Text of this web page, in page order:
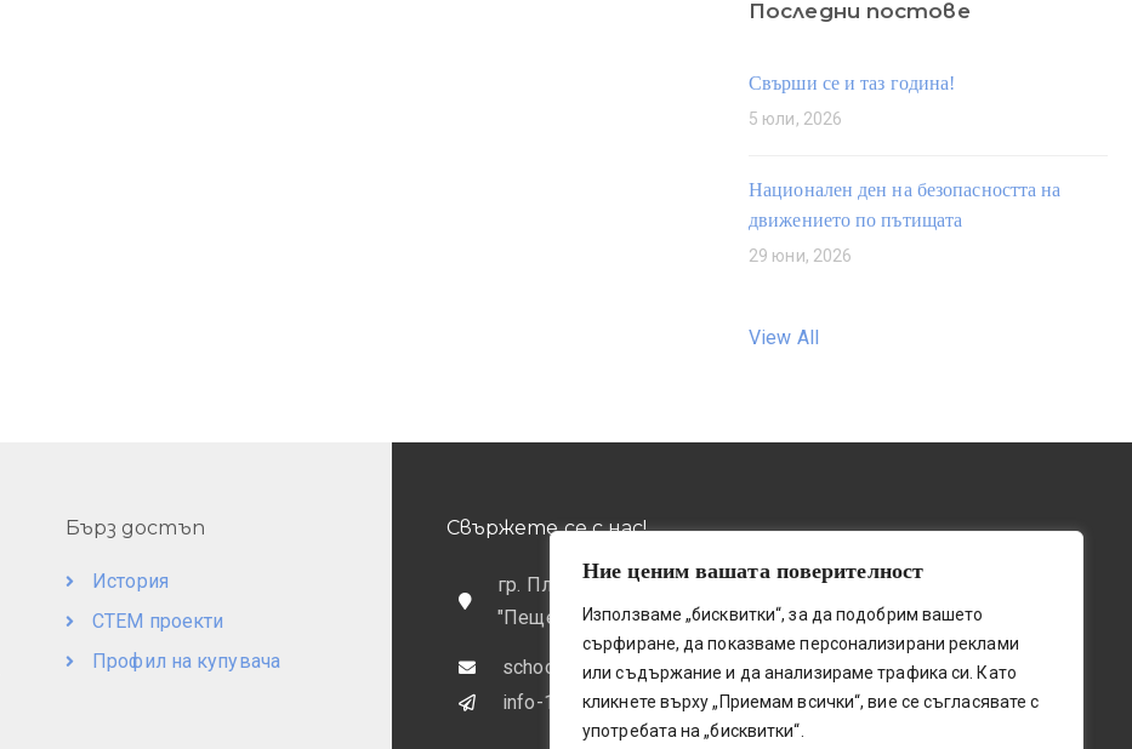
Ние ценим вашата поверителност
Използваме „бисквитки“, за да подобрим вашето
сърфиране, да показваме персонализирани реклами
или съдържание и да анализираме трафика си. Като
кликнете върху „Приемам всички“, вие се съгласявате с
употребата на „бисквитки“.
Последни постове
Свърши се и таз година!
5 юли, 2026
Национален ден на безопасността на
движението по пътищата
29 юни, 2026
View All
Бърз достъп
История
СТЕМ проекти
Профил на купувача
Свържете се с нас!
гр. Пловдив, пощ. код 4001, бул.
"Пещерско шосе" № 131
school@oupetleshkov.org
info-1690341@edu.mon.bg
032 / 643 673
0884 / 787772